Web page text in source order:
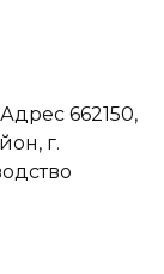
662150,
г.